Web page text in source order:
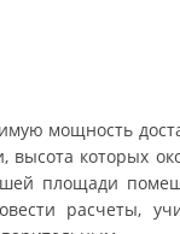
мощность
высота которых
площади
расчеты,